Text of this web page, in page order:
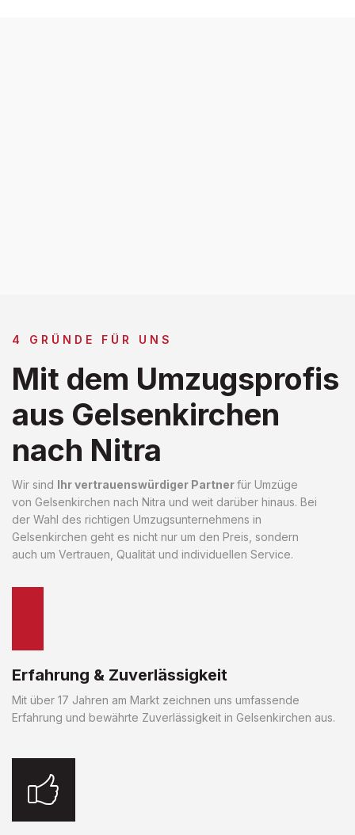
4 GRÜNDE FÜR UNS
Mit dem Umzugsprofis
aus Gelsenkirchen
nach Nitra
Wir sind Ihr vertrauenswürdiger Partnerfür Umzüge
von Gelsenkirchen nach Nitra und weit darüber hinaus. Bei
der Wahl des richtigen Umzugsunternehmens in
Gelsenkirchen geht es nicht nur um den Preis, sondern
auch um Vertrauen, Qualität und individuellen Service.
Erfahrung & Zuverlässigkeit
Mit über 17 Jahren am Markt zeichnen uns umfassende
Erfahrung und bewährte Zuverlässigkeit in Gelsenkirchen aus.